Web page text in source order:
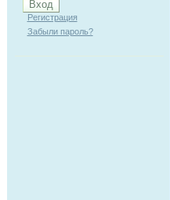
Регистрация
Забыли пароль?